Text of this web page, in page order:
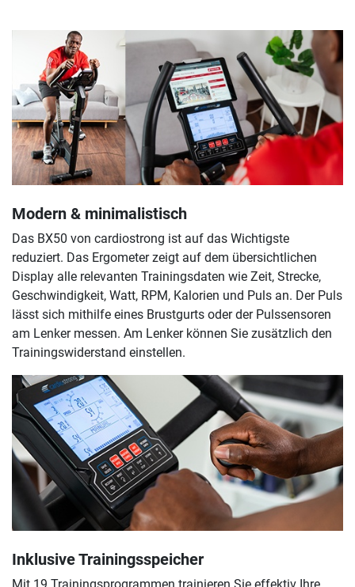
Modern & minimalistisch
Das BX50 von cardiostrong ist auf das Wichtigste
reduziert. Das Ergometer zeigt auf dem übersichtlichen
Display alle relevanten Trainingsdaten wie Zeit, Strecke,
Geschwindigkeit, Watt, RPM, Kalorien und Puls an. Der Puls
lässt sich mithilfe eines Brustgurts oder der Pulssensoren
am Lenker messen. Am Lenker können Sie zusätzlich den
Trainingswiderstand einstellen.
Inklusive Trainingsspeicher
Mit 19 Trainingsprogrammen trainieren Sie effektiv Ihre